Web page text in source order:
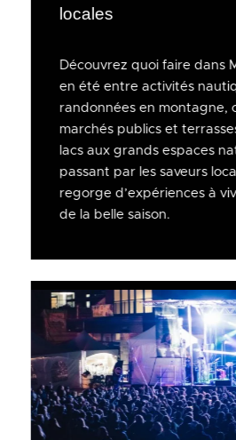
locales
Découvrez quoi faire dans
en été entre activités
randonnées en montagne,
marchés publics et
lacs aux grands espaces
passant par les saveurs
regorge d’expériences à
de la belle saison.